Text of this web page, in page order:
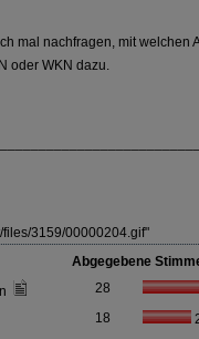
mal nachfragen, mit welchen
oder WKN dazu.
3159/00000204.gif"
Abgegebene
28
18